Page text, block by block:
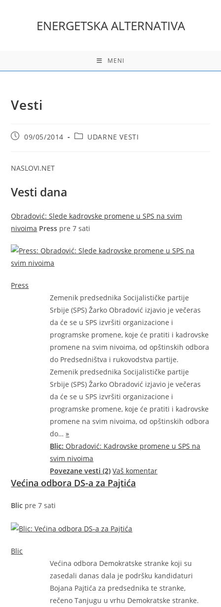
ENERGETSKA ALTERNATIVA
MENI
Vesti
Post09/05/2014
PostUDARNE VESTI
NASLOVI.NET
Vesti dana
Obradović: Slede kadrovske promene u SPS na svim
nivoima Press pre 7 sati
Press
Zemenik predsednika Socijalističke partije
Srbije (SPS) Žarko Obradović izjavio je večeras
da će se u SPS izvršiti organizacione i
programske promene, koje će pratiti i kadrovske
promene na svim nivoima, od opštinskih odbora
do Predsedništva i rukovodstva partije.
Zemenik predsednika Socijalističke partije
Srbije (SPS) Žarko Obradović izjavio je večeras
da će se u SPS izvršiti organizacione i
programske promene, koje će pratiti i kadrovske
promene na svim nivoima, od opštinskih odbora
do…»
Blic: Obradović: Kadrovske promene u SPS na
svim nivoima
Povezane vesti (2) Vaš komentar
Većina odbora DS-a za Pajtića
Blic pre 7 sati
Blic
Većina odbora Demokratske stranke koji su
zasedali danas dala je podršku kandidaturi
Bojana Pajtića za predsednika te stranke,
rečeno Tanjugu u vrhu Demokratske stranke.